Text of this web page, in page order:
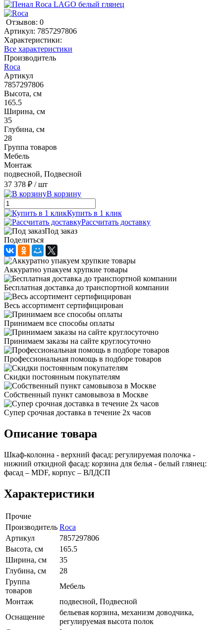
Отзывов: 0
Артикул: 7857297806
Характеристики:
Все характеристики
Производитель
Roca
Артикул
7857297806
Высота, см
165.5
Ширина, см
35
Глубина, см
28
Группа товаров
Мебель
Монтаж
подвесной, Подвесной
37 378 ₽ / шт
В корзину
Купить в 1 клик
Рассчитать доставку
Под заказ
Поделиться
Аккуратно упакуем хрупкие товары
Бесплатная доставка до транспортной компании
Весь ассортимент сертифицирован
Принимаем все способы оплаты
Принимаем заказы на сайте круглосуточно
Профессиональная помощь в подборе товаров
Скидки постоянным покупателям
Собственный пункт самовывоза в Москве
Супер срочная доставка в течение 2х часов
Описание товара
Шкаф-колонна - верхний фасад: регулируемая полочка -
нижний откидной фасад: корзина для белья - белый глянец:
фасад – MDF, корпус – ВЛДСП
Характеристики
Прочие
Производитель Roca
Артикул
7857297806
Высота, см
165.5
Ширина, см
35
Глубина, см
28
Группа
товаров
Мебель
Монтаж
подвесной, Подвесной
Оснащение
бельевая корзина, механизм доводчика,
регулируемая высота полок